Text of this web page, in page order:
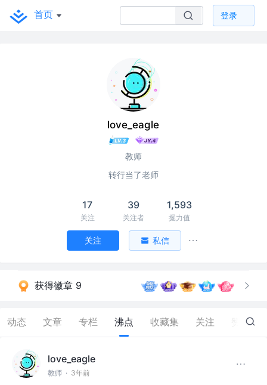
首页 登录
love_eagle
教师
转行当了老师
17
关注
39
关注者
1,593
掘力值
关注 私信
获得徽章 9
动态 文章 专栏 沸点 收藏集 关注 102
love_eagle
教师 · 3年前